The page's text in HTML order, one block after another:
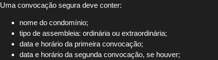
Uma convocação segura deve conter:
nome do condomínio;
tipo de assembleia: ordinária ou extraordinária;
data e horário da primeira convocação;
data e horário da segunda convocação, se houver;